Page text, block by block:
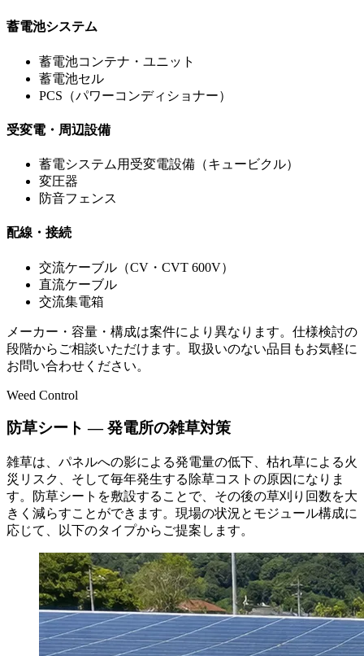
蓄電池システム
蓄電池コンテナ・ユニット
蓄電池セル
PCS（パワーコンディショナー）
受変電・周辺設備
蓄電システム用受変電設備（キュービクル）
変圧器
防音フェンス
配線・接続
交流ケーブル（CV・CVT 600V）
直流ケーブル
交流集電箱
メーカー・容量・構成は案件により異なります。仕様検討の
段階からご相談いただけます。取扱いのない品目もお気軽に
お問い合わせください。
Weed Control
防草シート — 発電所の雑草対策
雑草は、パネルへの影による発電量の低下、枯れ草による火
災リスク、そして毎年発生する除草コストの原因になりま
す。防草シートを敷設することで、その後の草刈り回数を大
きく減らすことができます。現場の状況とモジュール構成に
応じて、以下のタイプからご提案します。